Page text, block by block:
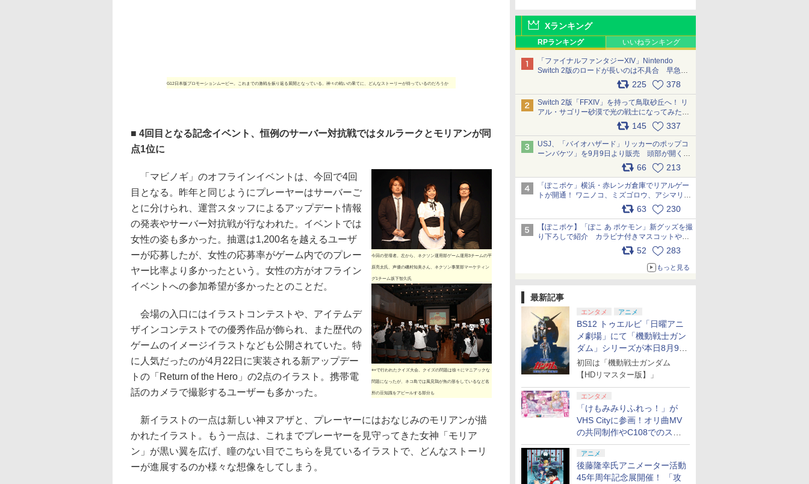
Xランキング
RPランキング いいねランキング
「ファイナルファンタジーXIV」Nintendo
Switch 2版のロードが長いのは不具合 早急に
アップデートできるよう対応中225 378
Switch 2版「FFXIV」を持って鳥取砂丘へ！ リ
アル・サゴリー砂漠で光の戦士になってみた
145 337
USJ、「バイオハザード」リッカーのポップコ
ーンバケツ」を9月9日より販売 頭部が開く仕
組み。味は恐怖を堪のう「味噌フレーバー」
66 213
「ぽこポケ」横浜・赤レンガ倉庫でリアルゲー
トが開通！ ワニノコ、ミズゴロウ、アシマリ登
場シーンをレポート pic.x.com/LDgEByVl6D
63 230
【ぽこポケ】「ぽこ あ ポケモン」新グッズを撮
り下ろしで紹介 カラビナ付きマスコットやス
52 283
もっと見る
最新記事
エンタメ アニメ
BS12 トゥエルビ「日曜アニ
メ劇場」にて「機動戦士ガン
ダム」シリーズが本日8月9日
から8週連続で放送
初回は「機動戦士ガンダム
【HDリマスター版】」
エンタメ
「けもみみりふれっ！」が
VHS Cityに参画！オリ曲MV
の共同制作やC108でのスペ
シャルコラボ広告を掲出
アニメ
後藤隆幸氏アニメーター活動
45年周年記念展開催！ 「攻
G12日本版プロモーションムービー。これまでの激戦を振り返る展開となっている。神々の戦いの果てに、どんなストーリーが待っているのだろうか
■ 4回目となる記念イベント、恒例のサーバー対抗戦ではタルラークとモリアンが同
点1位に
今回の登壇者。左から、ネクソン運用部ゲーム運用3チームの平
原亮太氏、声優の磯村知美さん、ネクソン事業部マーケティン
グ1チーム坂下智久氏
○×で行われたクイズ大会。クイズの問題は徐々にマニアックな
問題になったが、ネコ島では風見鶏が魚の形をしているなど名
所の豆知識をアピールする部分も
「マビノギ」のオフラインイベントは、今回で4回
目となる。昨年と同じようにプレーヤーはサーバーご
とに分けられ、運営スタッフによるアップデート情報
の発表やサーバー対抗戦が行なわれた。イベントでは
女性の姿も多かった。抽選は1,200名を越えるユーザ
ーが応募したが、女性の応募率がゲーム内でのプレー
ヤー比率より多かったという。女性の方がオフライン
イベントへの参加希望が多かったとのことだ。
会場の入口にはイラストコンテストや、アイテムデ
ザインコンテストでの優秀作品が飾られ、また歴代の
ゲームのイメージイラストなども公開されていた。特
に人気だったのが4月22日に実装される新アップデー
トの「Return of the Hero」の2点のイラスト。携帯電
話のカメラで撮影するユーザーも多かった。
新イラストの一点は新しい神ヌアザと、プレーヤーにはおなじみのモリアンが描
かれたイラスト。もう一点は、これまでプレーヤーを見守ってきた女神「モリア
ン」が黒い翼を広げ、瞳のない目でこちらを見ているイラストで、どんなストーリ
ーが進展するのか様々な想像をしてしまう。